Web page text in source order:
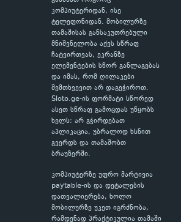
კომპიუტერიდან, ისე
ტელეფონიდან. მობილურზე
თამაშისას განსაკუთრებული
მნიშვნელობა აქვს სწრაფ
ჩატვირთვას, ეკრანზე
ელემენტების სწორ განლაგებას
და იმას, რომ ღილაკები
შემთხვევით არ დაგეჭიროთ.
Sloto.ge-ის ფორმატი სწორედ
ასეთ სწრაფ გამოცდას უწყობს
ხელს: არ გჭირდებათ
აპლიკაცია, უბრალოდ ხსნით
გვერდს და თამაშობთ
ბრაუზერში.
კომპიუტერზე უფრო მარტივია
paytable-ის და დეტალების
დათვალიერება, ხოლო
მობილურზე უკეთ იგრძნობა,
რამდენად პრაქტიკულია თამაში